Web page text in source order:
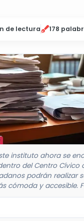
de lectura 178
instituto ahora se
del Centro Cívico
podrán realizar
cómoda y accesible.